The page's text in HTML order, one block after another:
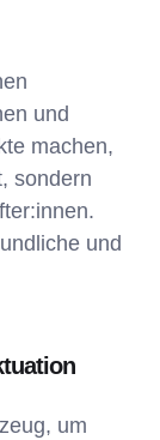
und
machen,
sondern
und
um